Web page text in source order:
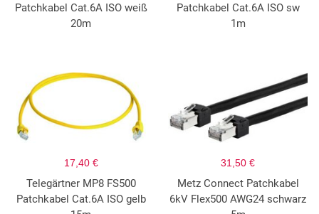
Patchkabel Cat.6A ISO weiß
20m
Patchkabel Cat.6A ISO sw
1m
17,40 €
Telegärtner MP8 FS500
Patchkabel Cat.6A ISO gelb
31,50 €
Metz Connect Patchkabel
6kV Flex500 AWG24 schwarz